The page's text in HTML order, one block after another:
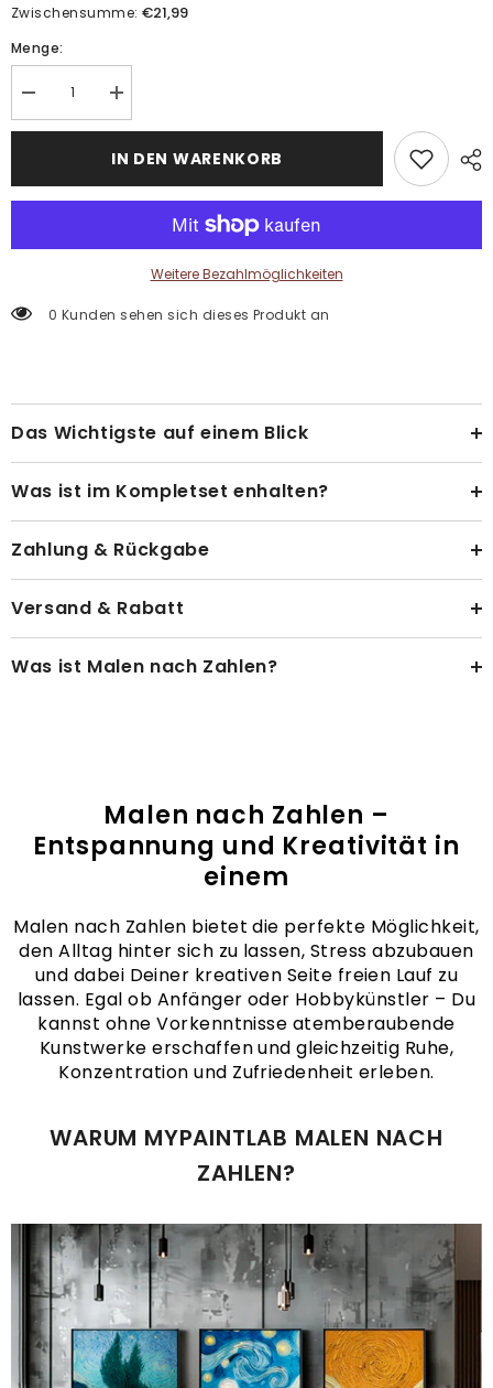
Zwischensumme:€21,99
Menge:
Menge
verringern
für
Kunst
Menge
erhöhen
für
nach
Kunst
Ansichten
IN DEN WARENKORB
Weitere Bezahlmöglichkeiten
0 Kunden sehen sich dieses Produkt an
Das Wichtigste auf einem Blick
Was ist im Kompletset enhalten?
Zahlung & Rückgabe
Versand & Rabatt
Was ist Malen nach Zahlen?
Malen nach Zahlen –
Entspannung und Kreativität in
einem
Malen nach Zahlen bietet die perfekte Möglichkeit,
den Alltag hinter sich zu lassen, Stress abzubauen
und dabei Deiner kreativen Seite freien Lauf zu
lassen. Egal ob Anfänger oder Hobbykünstler – Du
kannst ohne Vorkenntnisse atemberaubende
Kunstwerke erschaffen und gleichzeitig Ruhe,
Konzentration und Zufriedenheit erleben.
WARUM MYPAINTLAB MALEN NACH
ZAHLEN?